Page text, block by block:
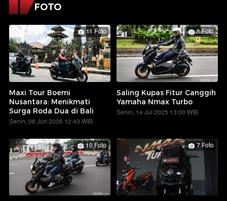
FOTO
11 Foto
Maxi Tour Boemi
Nusantara: Menikmati
Surga Roda Dua di Bali
Senin, 08 Jun 2026 12:43 WIB
8 Foto
Saling Kupas Fitur Canggih
Yamaha Nmax Turbo
Senin, 14 Jul 2025 13:00 WIB
10 Foto 7 Foto